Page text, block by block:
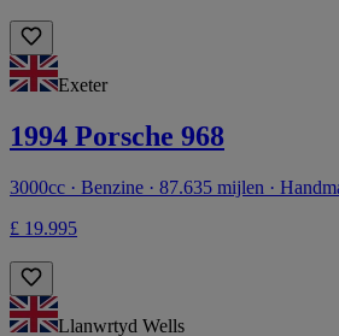
Exeter
1994 Porsche 968
3000cc · Benzine · 87.635 mijlen ·
£ 19.995
Llanwrtyd Wells